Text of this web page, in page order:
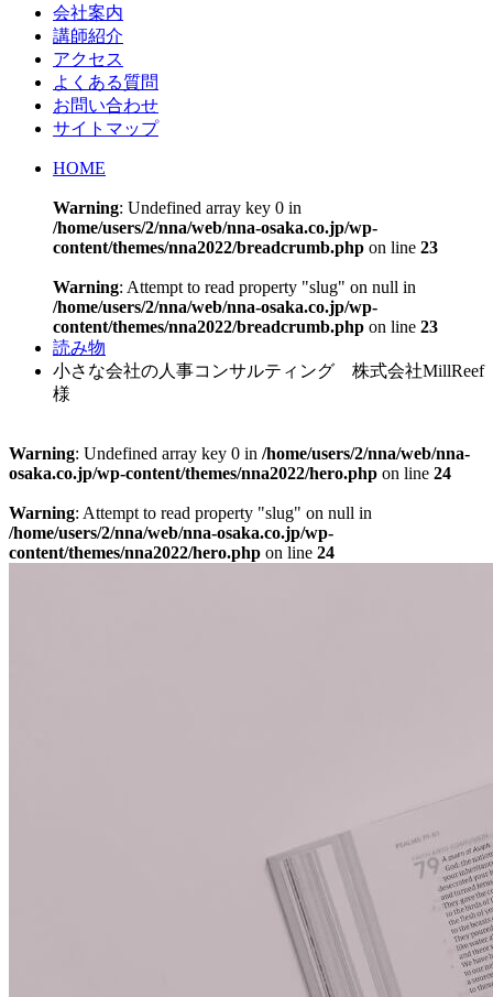
会社案内
講師紹介
アクセス
よくある質問
お問い合わせ
サイトマップ
HOME
Warning: Undefined array key 0 in
/home/users/2/nna/web/nna-osaka.co.jp/wp-
content/themes/nna2022/breadcrumb.php on line 23
Warning: Attempt to read property "slug" on null in
/home/users/2/nna/web/nna-osaka.co.jp/wp-
content/themes/nna2022/breadcrumb.php on line 23
読み物
小さな会社の人事コンサルティング 株式会社MillReef
様
Warning: Undefined array key 0 in /home/users/2/nna/web/nna-
osaka.co.jp/wp-content/themes/nna2022/hero.php on line 24
Warning: Attempt to read property "slug" on null in
/home/users/2/nna/web/nna-osaka.co.jp/wp-
content/themes/nna2022/hero.php on line 24